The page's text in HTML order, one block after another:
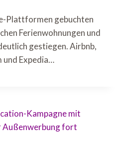
Plattformen gebuchten
Ferienwohnungen und
gestiegen. Airbnb,
und Expedia…